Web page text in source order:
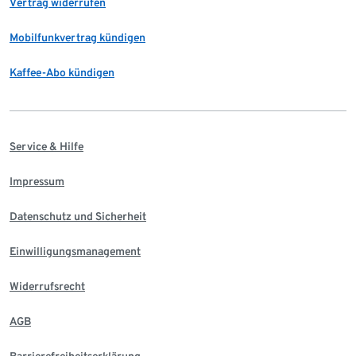
Vertrag widerrufen
Mobilfunkvertrag kündigen
Kaffee-Abo kündigen
Service & Hilfe
Impressum
Datenschutz und Sicherheit
Einwilligungsmanagement
Widerrufsrecht
AGB